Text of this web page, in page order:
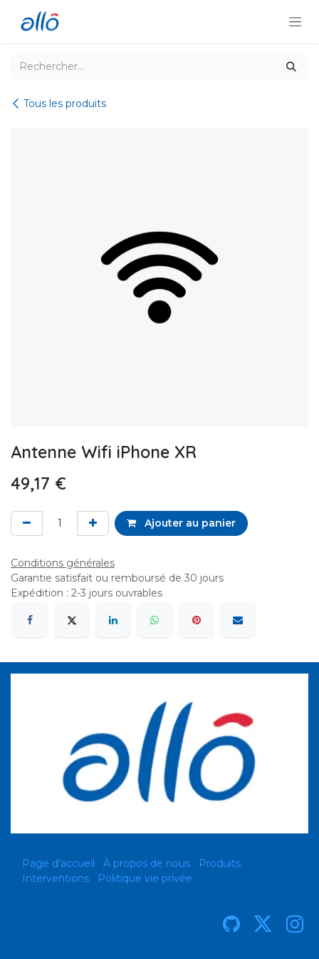
Tous les produits
Antenne Wifi iPhone XR
49,17 €
Ajouter au panier
Conditions générales
Garantie satisfait ou remboursé de 30 jours
Expédition : 2-3 jours ouvrables
Page d'accueil À propos de nous
Produits
Interventions
Politique vie privée